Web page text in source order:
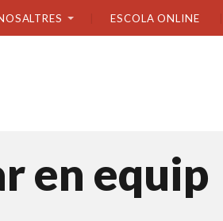
ESCOLA ONLINE
en equip